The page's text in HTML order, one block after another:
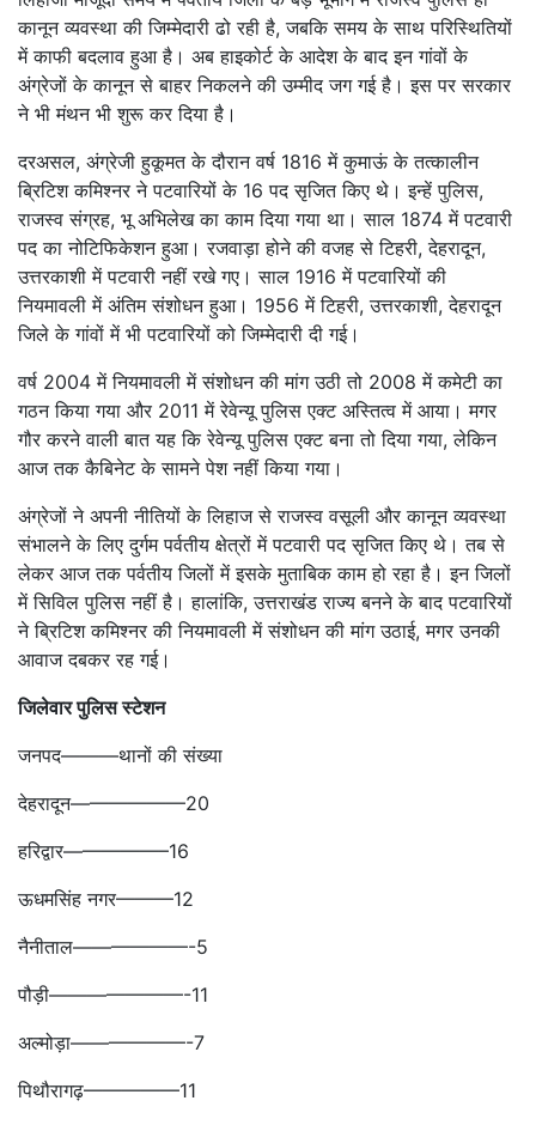
कानून व्यवस्था की जिम्मेदारी ढो रही है, जबकि समय के साथ परिस्थितियों
में काफी बदलाव हुआ है। अब हाइकोर्ट के आदेश के बाद इन गांवों के
अंग्रेजों के कानून से बाहर निकलने की उम्मीद जग गई है। इस पर सरकार
ने भी मंथन भी शुरू कर दिया है।
दरअसल, अंग्रेजी हुकूमत के दौरान वर्ष 1816 में कुमाऊं के तत्कालीन
ब्रिटिश कमिश्नर ने पटवारियों के 16 पद सृजित किए थे। इन्हें पुलिस,
राजस्व संग्रह, भू अभिलेख का काम दिया गया था। साल 1874 में पटवारी
पद का नोटिफिकेशन हुआ। रजवाड़ा होने की वजह से टिहरी, देहरादून,
उत्तरकाशी में पटवारी नहीं रखे गए। साल 1916 में पटवारियों की
नियमावली में अंतिम संशोधन हुआ। 1956 में टिहरी, उत्तरकाशी, देहरादून
जिले के गांवों में भी पटवारियों को जिम्मेदारी दी गई।
वर्ष 2004 में नियमावली में संशोधन की मांग उठी तो 2008 में कमेटी का
गठन किया गया और 2011 में रेवेन्यू पुलिस एक्ट अस्तित्व में आया। मगर
गौर करने वाली बात यह कि रेवेन्यू पुलिस एक्ट बना तो दिया गया, लेकिन
आज तक कैबिनेट के सामने पेश नहीं किया गया।
अंग्रेजों ने अपनी नीतियों के लिहाज से राजस्व वसूली और कानून व्यवस्था
संभालने के लिए दुर्गम पर्वतीय क्षेत्रों में पटवारी पद सृजित किए थे। तब से
लेकर आज तक पर्वतीय जिलों में इसके मुताबिक काम हो रहा है। इन जिलों
में सिविल पुलिस नहीं है। हालांकि, उत्तराखंड राज्य बनने के बाद पटवारियों
ने ब्रिटिश कमिश्नर की नियमावली में संशोधन की मांग उठाई, मगर उनकी
आवाज दबकर रह गई।
जिलेवार पुलिस स्टेशन
जनपद———थानों की संख्या
देहरादून——————20
हरिद्वार—————–16
ऊधमसिंह नगर———12
नैनीताल——————-5
पौड़ी———————-11
अल्मोड़ा——————-7
पिथौरागढ़—————11